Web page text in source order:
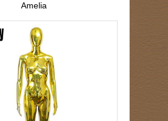
Amelia